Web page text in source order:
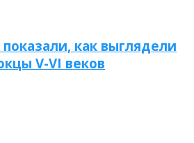
как выглядели
V-VI веков